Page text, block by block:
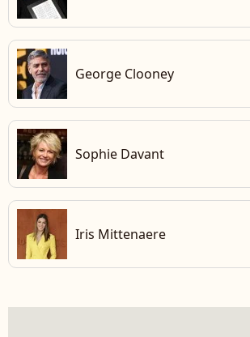
George Clooney
Sophie Davant
Iris Mittenaere